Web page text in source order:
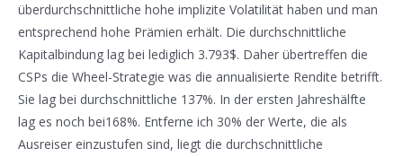
überdurchschnittliche hohe implizite Volatilität haben und man
entsprechend hohe Prämien erhält. Die durchschnittliche
Kapitalbindung lag bei lediglich 3.793$. Daher übertreffen die
CSPs die Wheel-Strategie was die annualisierte Rendite betrifft.
Sie lag bei durchschnittliche 137%. In der ersten Jahreshälfte
lag es noch bei168%. Entferne ich 30% der Werte, die als
Ausreiser einzustufen sind, liegt die durchschnittliche